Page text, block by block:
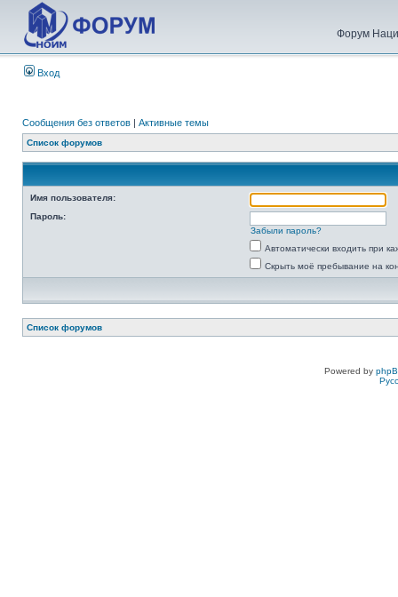
Форум
Вход
Сообщения без ответов | Активные темы
Список форумов
Имя пользователя:
Пароль:
Забыли пароль?
Автоматически входить при
Скрыть моё пребывание на
Список форумов
Powered by